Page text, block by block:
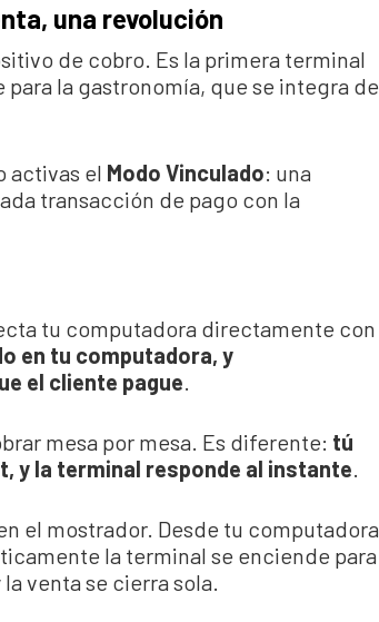
una revolución
de cobro. Es la primera terminal
la gastronomía, que se integra de
activas el Modo Vinculado: una
transacción de pago con la
tu computadora directamente con
en tu computadora, y
el cliente pague
mesa por mesa. Es diferente: tú
y la terminal responde al instante
el mostrador. Desde tu computadora
la terminal se enciende para
venta se cierra sola.